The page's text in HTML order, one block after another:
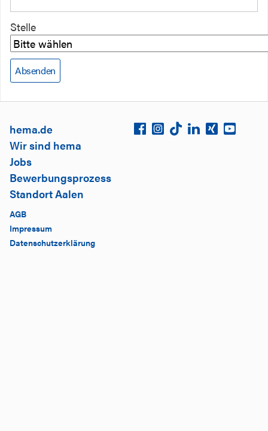
Stelle
Absenden
hema.de
Wir sind hema
Jobs
Bewerbungsprozess
Standort Aalen
AGB
Impressum
Datenschutzerklärung